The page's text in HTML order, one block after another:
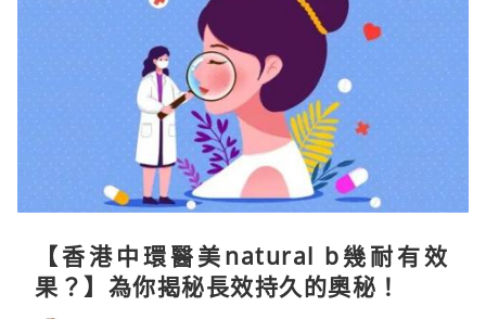
【香港中環醫美natural b幾耐有效
果？】為你揭秘長效持久的奧秘！